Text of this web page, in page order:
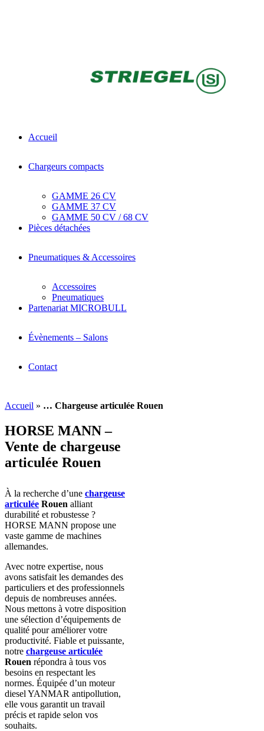
Accueil
Chargeurs compacts
GAMME 26 CV
GAMME 37 CV
GAMME 50 CV / 68 CV
Pièces détachées
Pneumatiques & Accessoires
Accessoires
Pneumatiques
Partenariat MICROBULL
Évènements – Salons
Contact
Accueil » … Chargeuse articulée Rouen
HORSE MANN –
Vente de chargeuse
articulée Rouen
À la recherche d’une chargeuse
articulée Rouen alliant
durabilité et robustesse ?
HORSE MANN propose une
vaste gamme de machines
allemandes.
Avec notre expertise, nous
avons satisfait les demandes des
particuliers et des professionnels
depuis de nombreuses années.
Nous mettons à votre disposition
une sélection d’équipements de
qualité pour améliorer votre
productivité. Fiable et puissante,
notre chargeuse articulée
Rouen répondra à tous vos
besoins en respectant les
normes. Équipée d’un moteur
diesel YANMAR antipollution,
elle vous garantit un travail
précis et rapide selon vos
souhaits.